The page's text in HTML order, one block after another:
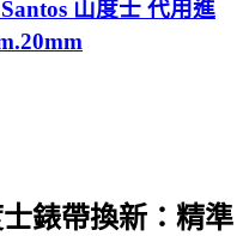
山度士 代用進
錶帶換新：精準